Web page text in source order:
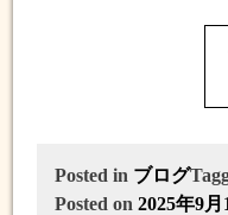
Posted in ブログ
Posted on2025年9月